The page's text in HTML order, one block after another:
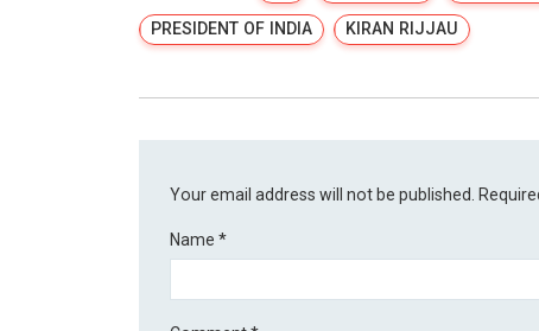
PRESIDENT OF INDIA KIRAN RIJJAU
Your email address will not be published.
Name*